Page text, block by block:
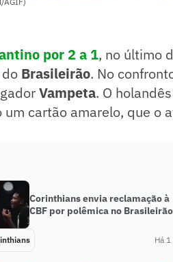
por 2 a 1, no último
Brasileirão. No
Vampeta. O
cartão amarelo, que o
Corinthians envia reclamação à
CBF por polêmica no Brasileirão
Há 1